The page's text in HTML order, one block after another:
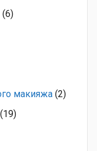
(6)
макияжа (2)
(19)